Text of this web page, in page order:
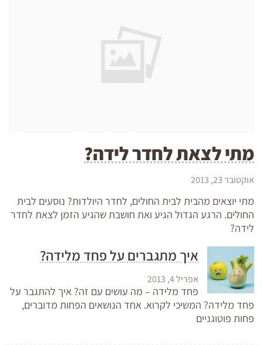
מתי לצאת לחדר לידה?
אוקטובר 23, 2013
מתי יוצאים מהבית לבית החולים, לחדר היולדות? נוסעים לבית
החולים. הרגע הגדול הגיע ואת חושבת שהגיע הזמן לצאת לחדר
לידה?
איך מתגברים על פחד מלידה?
אפריל 4, 2013
פחד מלידה – מה עושים עם זה? איך להתגבר על
פחד מלידה? המשיכי לקרוא. אחד הנושאים הפחות מדוברים,
פחות פוטוגניים